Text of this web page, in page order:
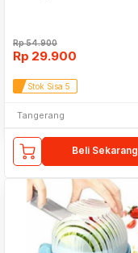
Rp54.900
Rp 29.900
Stok Sisa 5
Tangerang
Beli Sekarang